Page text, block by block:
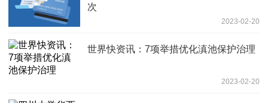
次
2023-02-20
世界快资讯：7项举措优化滇池保护治理
2023-02-20